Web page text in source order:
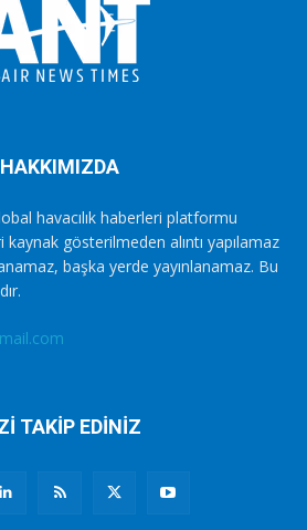
HAKKIMIZDA
havacılık haberleri platformu
gösterilmeden alıntı yapılamaz
başka yerde yayınlanamaz. Bu
TAKİP EDİNİZ